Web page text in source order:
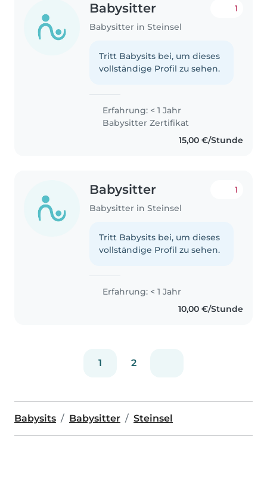
Babysitter
Babysitter in Steinsel
1
Tritt Babysits bei, um dieses
vollständige Profil zu sehen.
Erfahrung: < 1 Jahr
Babysitter Zertifikat
15,00 €/Stunde
Babysitter
Babysitter in Steinsel
1
Tritt Babysits bei, um dieses
vollständige Profil zu sehen.
Erfahrung: < 1 Jahr
10,00 €/Stunde
1 2
Babysits Babysitter Steinsel